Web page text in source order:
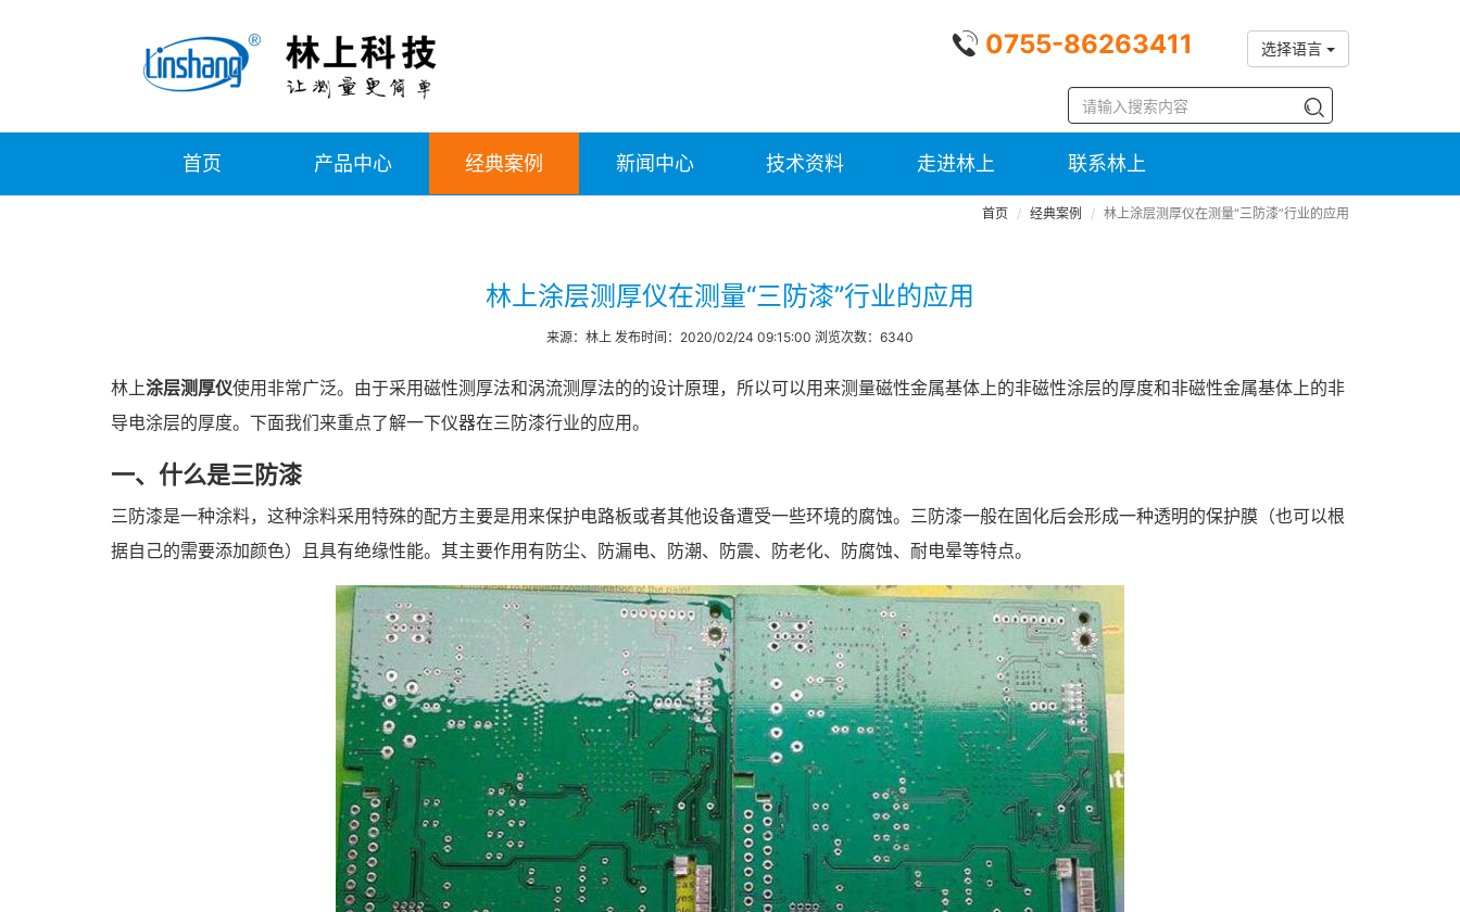
0755-86263411 选择语言
首页 产品中心 经典案例 新闻中心 技术资料 走进林上 联系林上
首页 经典案例 林上涂层测厚仪在测量“三防漆”行业的应用
林上涂层测厚仪在测量“三防漆”行业的应用
来源：林上 发布时间：2020/02/24 09:15:00 浏览次数：6340
林上涂层测厚仪使用非常广泛。由于采用磁性测厚法和涡流测厚法的的设计原理，所以可以用来测量磁性金属基体上的非磁性涂层的厚度和非磁性金属基体上的非
导电涂层的厚度。下面我们来重点了解一下仪器在三防漆行业的应用。
一、什么是三防漆
三防漆是一种涂料，这种涂料采用特殊的配方主要是用来保护电路板或者其他设备遭受一些环境的腐蚀。三防漆一般在固化后会形成一种透明的保护膜（也可以根
据自己的需要添加颜色）且具有绝缘性能。其主要作用有防尘、防漏电、防潮、防震、防老化、防腐蚀、耐电晕等特点。